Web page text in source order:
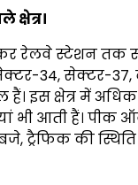
क्षेत्र।
रेलवे स्टेशन तक
34, सेक्टर-
हैं। इस क्षेत्र में
भी आती हैं। पीक
ट्रैफिक की